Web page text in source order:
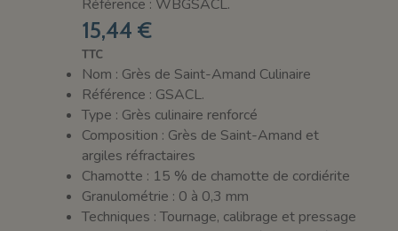
Référence : WBGSACL.
15,44 €
TTC
Nom : Grès de Saint-Amand Culinaire
Référence : GSACL.
Type : Grès culinaire renforcé
Composition : Grès de Saint-Amand et
argiles réfractaires
Chamotte : 15 % de chamotte de cordiérite
Granulométrie : 0 à 0,3 mm
Techniques : Tournage, calibrage et pressage